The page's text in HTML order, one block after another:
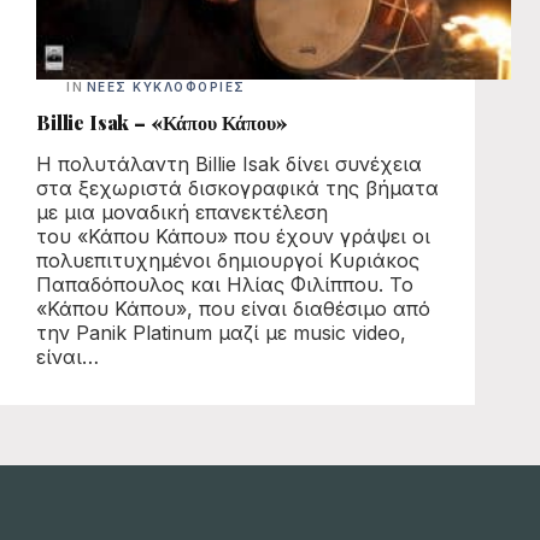
IN ΝΈΕΣ ΚΥΚΛΟΦΟΡΊΕΣ
Billie Isak – «Κάπου Κάπου»
H πολυτάλαντη Billie Isak δίνει συνέχεια
στα ξεχωριστά δισκογραφικά της βήματα
με μια μοναδική επανεκτέλεση
του «Κάπου Κάπου» που έχουν γράψει οι
πολυεπιτυχημένοι δημιουργοί Κυριάκος
Παπαδόπουλος και Ηλίας Φιλίππου. Το
«Κάπου Κάπου», που είναι διαθέσιμο από
την Panik Platinum μαζί με music video,
είναι…